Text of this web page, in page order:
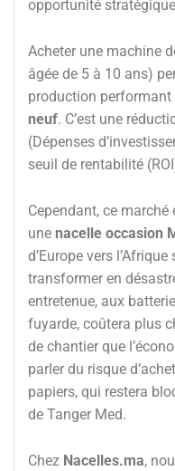
opportunité
Acheter une machine
âgée de 5 à 10 ans)
production performant
neuf. C’est une
(Dépenses
seuil de rentabilité
Cependant, ce
une nacelle occasion
d’Europe vers
transformer en
entretenue, aux
fuyarde, coûtera plus
de chantier que
parler du risque
papiers, qui restera
de Tanger Med.
Chez Nacelles.ma,